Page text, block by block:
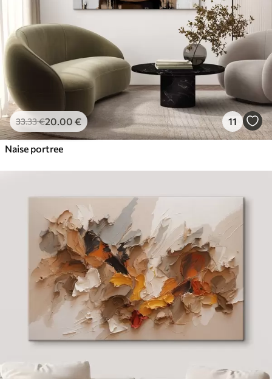
33.33€20.00 € 11
Naise portree